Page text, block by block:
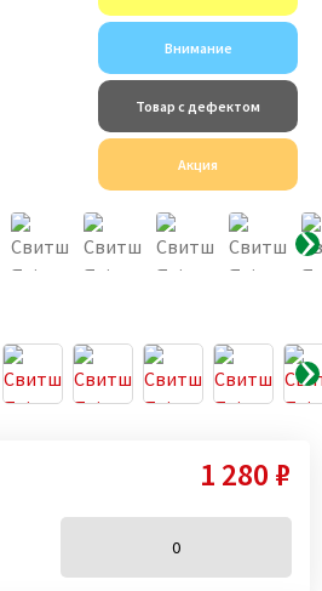
Внимание
Товар с дефектом
Акция
1 280 ₽